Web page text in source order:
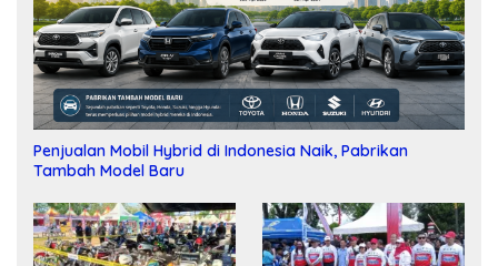
Penjualan Mobil Hybrid di Indonesia Naik, Pabrikan
Tambah Model Baru